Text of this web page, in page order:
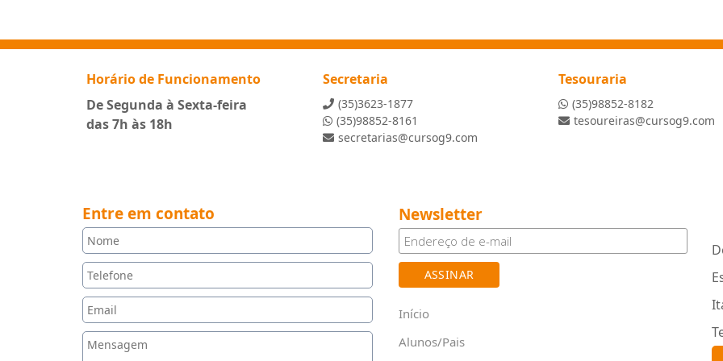
Horário de Funcionamento
De Segunda à Sexta-feira
das 7h às 18h
Secretaria
(35)3623-1877
(35)98852-8161
secretarias@cursog9.com
Tesouraria
(35)98852-8182
tesoureiras@cursog9.com
Entre em contato Newsletter
Início
Alunos/Pais